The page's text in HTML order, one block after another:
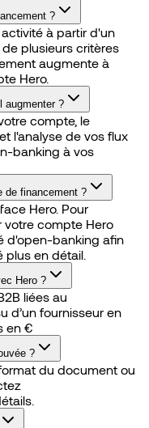
?
à partir d'un
plusieurs critères
augmente à
Hero.
augmenter ?
compte, le
l'analyse de vos flux
banking à vos
de financement ?
Hero. Pour
votre compte Hero
d'open-banking afin
plus en détail.
Hero ?
liées au
d’un fournisseur en
en €
?
du document ou